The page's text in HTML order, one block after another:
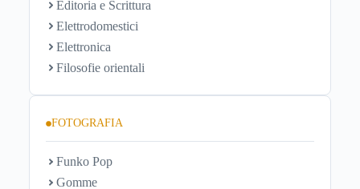
Editoria e Scrittura
Elettrodomestici
Elettronica
Filosofie orientali
FOTOGRAFIA
Funko Pop
Gomme